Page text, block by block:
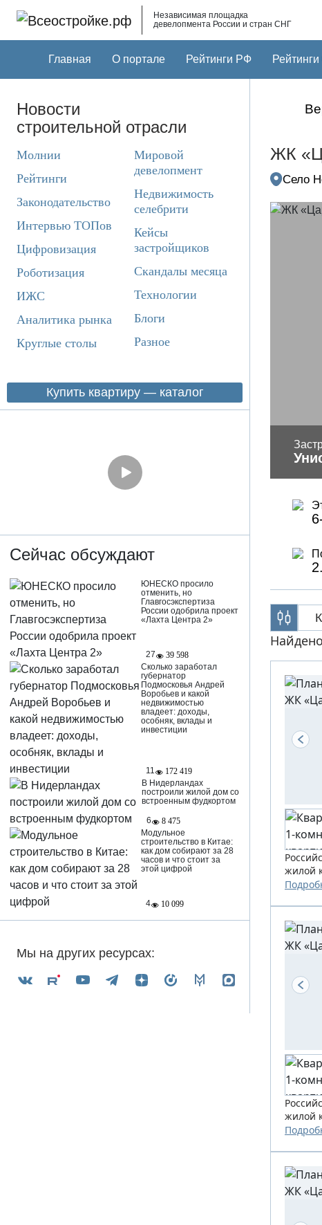
Независимая площадка
девелопмента России и стран СНГ
Главная О портале Рейтинги РФ
Новости
строительной отрасли
Молнии
Рейтинги
Законодательство
Интервью ТОПов
Цифровизация
Роботизация
ИЖС
Аналитика рынка
Круглые столы
Мировой
девелопмент
Недвижимость
селебрити
Кейсы
застройщиков
Скандалы месяца
Технологии
Блоги
Разное
Купить квартиру — каталог
Сейчас обсуждают
ЮНЕСКО просило
отменить, но
Главгосэкспертиза
России одобрила проект
«Лахта Центра 2»
27
39 598
Сколько заработал
губернатор
Подмосковья Андрей
Воробьев и какой
недвижимостью
владеет: доходы,
особняк, вклады и
инвестиции
11
172 419
В Нидерландах
построили жилой дом со
встроенным фудкортом
6
8 475
Модульное
строительство в Китае:
как дом собирают за 28
часов и что стоит за
этой цифрой
4 10 099
Мы на других ресурсах:
ЖК
Село
жилой
жилой